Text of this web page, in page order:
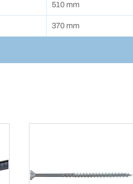
510 mm
370 mm